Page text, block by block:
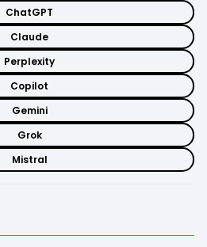
ChatGPT
Claude
Perplexity
Copilot
Gemini
Grok
Mistral